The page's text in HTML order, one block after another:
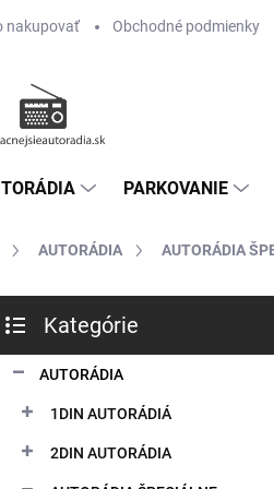
nakupovať Obchodné podmienky
PARKOVANIE
AUTORÁDIA AUTORÁDIA
kategórie
Kategórie
AUTORÁDIA
1DIN AUTORÁDIÁ
2DIN AUTORÁDIA